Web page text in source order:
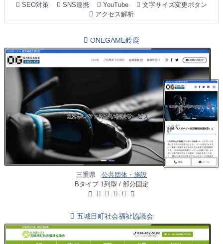
SEO対策
SNS連携 YouTube
文字サイズ変更ボタン
アクセス解析
ONEGAME鈴鹿
三重県
公共団体・施設
Bタイプ 1列型 / 部分固定
五城目町社会福祉協議会